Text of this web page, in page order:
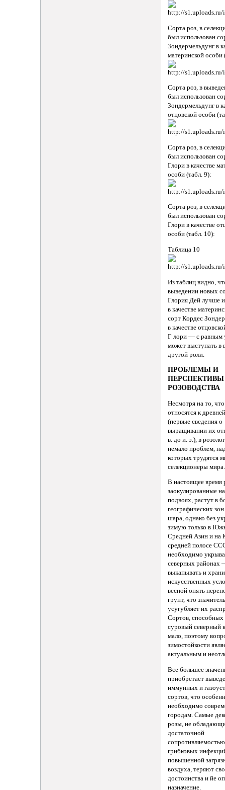
Сорта роз, в
был использован
Зондермельдунг в
материнской особи
Сорта роз, в
был использован
Зондермельдунг в
отцовской особи
Сорта роз, в
был использован
Глори в качестве
особи (табл. 9):
Сорта роз, в
был использован
Глори в качестве
особи (табл. 10):
Таблица 10
Из таблиц видно,
выведении новых
Глория Дей лучше
в качестве
сорт Кордес
в качестве
Г лори — с равным
может выступать в
другой роли.
ПРОБЛЕМЫ И
ПЕРСПЕКТИВЫ
РОЗОВОДСТВА
Несмотря на то,
относятся к
(первые сведения о
выращивании их
в. до и. э.), в
немало проблем,
которых трудятся
селекционеры мира.
В настоящее время
заокулированные
подвоях, растут в
географических
шара, однако без
зимую только в
Средней Азин и на
средней полосе
необходимо
северных районах
выкапывать и
искусственных
весной опять
грунт, что
усугубляет их
Сортов, способных
суровый северный
мало, поэтому
зимостойкости
актуальным и
Все большее
приобретает
иммунных и
сортов, что
необходимо
городам. Самые
розы, не
достаточной
грибковых
повышенной
воздуха, теряют
достоинства и йе
назначение.